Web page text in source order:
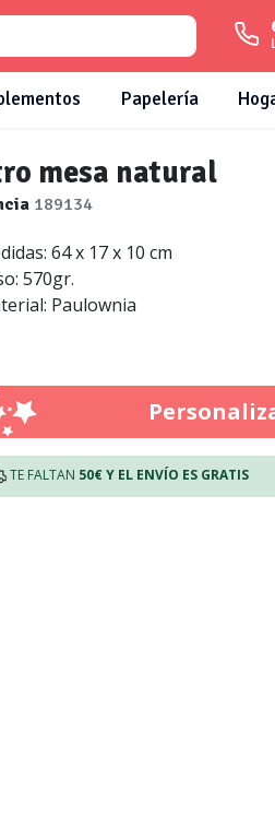
Papelería
mesa natural
189134
64 x 17 x 10 cm
570gr.
Paulownia
TE FALTAN 50€Y EL ENVÍO ES GRATIS